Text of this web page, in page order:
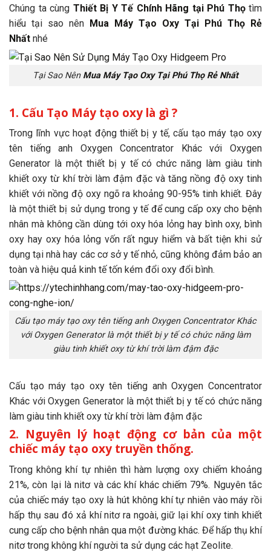
Chúng ta cùng Thiết Bị Y Tế Chính Hãng tại Phú Thọtìm
hiểu tại sao nên Mua Máy Tạo Oxy Tại Phú Thọ Rẻ
Nhất nhé
Tại Sao Nên Mua Máy Tạo Oxy Tại Phú Thọ Rẻ Nhất
1. Cấu Tạo Máy tạo oxy là gì ?
Trong lĩnh vực hoạt động thiết bị y tế, cấu tạo máy tạo oxy
tên tiếng anh Oxygen Concentrator Khác với Oxygen
Generator là một thiết bị y tế có chức năng làm giàu tinh
khiết oxy từ khí trời làm đậm đặc và tăng nồng độ oxy tinh
khiết với nồng độ oxy ngõ ra khoảng 90-95% tinh khiết. Đây
là một thiết bị sử dụng trong y tế để cung cấp oxy cho bệnh
nhân mà không cần dùng tới oxy hóa lỏng hay bình oxy, bình
oxy hay oxy hóa lỏng vốn rất nguy hiểm và bất tiện khi sử
dụng tại nhà hay các cơ sở y tế nhỏ, cũng không đảm bảo an
toàn và hiệu quả kinh tế tốn kém đổi oxy đổi bình.
Cấu tạo máy tạo oxy tên tiếng anh Oxygen Concentrator Khác
với Oxygen Generator là một thiết bị y tế có chức năng làm
giàu tinh khiết oxy từ khí trời làm đậm đặc
Cấu tạo máy tạo oxy tên tiếng anh Oxygen Concentrator
Khác với Oxygen Generator là một thiết bị y tế có chức năng
làm giàu tinh khiết oxy từ khí trời làm đậm đặc
2. Nguyên lý hoạt động cơ bản của một
chiếc máy tạo oxy truyền thống.
Trong không khí tự nhiên thì hàm lượng oxy chiếm khoảng
21%, còn lại là nitơ và các khí khác chiếm 79%. Nguyên tắc
của chiếc máy tạo oxy là hút không khí tự nhiên vào máy rồi
hấp thụ sau đó xả khí nitơ ra ngoài, giữ lại khí oxy tinh khiết
cung cấp cho bệnh nhân qua một đường khác. Để hấp thụ khí
nitơ trong không khí người ta sử dụng các hạt Zeolite.